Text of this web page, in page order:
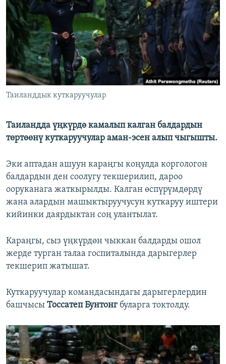
ЭЖЕ-СИҢДИЛЕР
АЗАТТЫК+
ЫҢГАЙСЫЗ СУРООЛОР
ОНЛАЙН ШЕРИНЕ
ЭЕ/АРнун бардык сайттары
Таиланддык куткаруучулар
Таиландда үңкүрдө камалып калган балдардын
төртөөнү куткаруучулар аман-эсен алып чыгышты.
Эки аптадан ашуун караңгы коңулда коргологон
балдардын ден соолугу текшерилип, дароо
ооруканага жаткырылды. Калган өспүрүмдөрдү
жана алардын машыктыруучусун куткаруу иштери
кийинки даярдыктан соң улантылат.
Караңгы, сыз үңкүрдөн чыккан балдарды ошол
жерде турган талаа госпиталында дарыгерлер
текшерип жатышат.
Куткаруучулар командасындагы дарыгерлердин
башчысы Тоссатеп Бунтонг буларга токтолду.